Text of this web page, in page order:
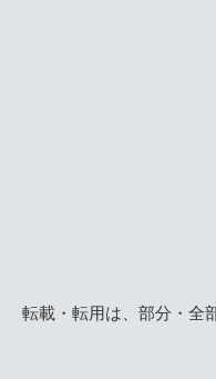
転載・転用は、部分・全